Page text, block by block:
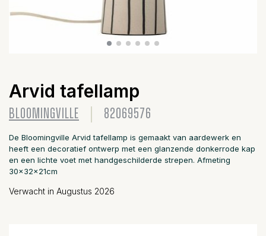
Arvid tafellamp
BLOOMINGVILLE 82069576
De Bloomingville Arvid tafellamp is gemaakt van aardewerk en
heeft een decoratief ontwerp met een glanzende donkerrode kap
en een lichte voet met handgeschilderde strepen. Afmeting
30x32x21cm
Verwacht in Augustus 2026